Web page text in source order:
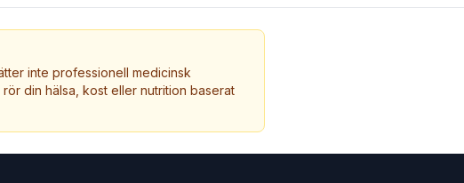
inte professionell medicinsk
din hälsa, kost eller nutrition baserat